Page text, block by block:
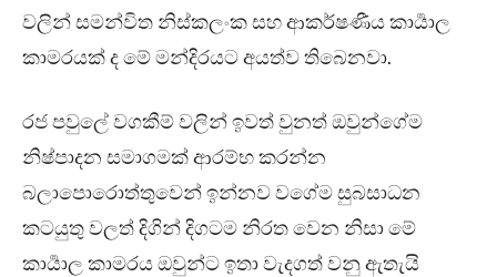
වලින් සමන්විත නිස්කලංක සහ ආකර්ෂණීය කාර්‍යාල
කාමරයක් ද මේ මන්දිරයට අයත්ව තිබෙනවා.
රජ පවුලේ වගකීම් වලින් ඉවත් වුනත් ඔවුන්ගේම
නිෂ්පාදන සමාගමක් ආරම්භ කරන්න
බලාපොරොත්තුවෙන් ඉන්නව වගේම සුබසාධන
කටයුතු වලත් දිගින් දිගටම නිරත වෙන නිසා මේ
කාර්‍යාල කාමරය ඔවුන්ට ඉතා වැදගත් වනු ඇතැයි